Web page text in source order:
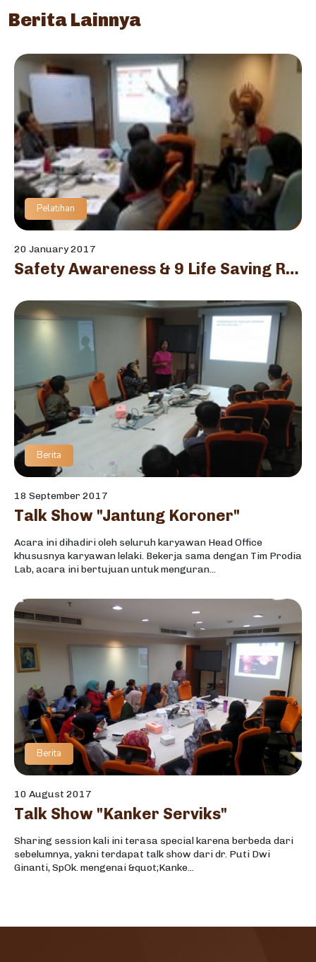
Berita Lainnya
Pelatihan
20 January 2017
Safety Awareness & 9 Life Saving Rules Training
Berita
18 September 2017
Talk Show "Jantung Koroner"
Acara ini dihadiri oleh seluruh karyawan Head Office
khususnya karyawan lelaki. Bekerja sama dengan Tim Prodia
Lab, acara ini bertujuan untuk menguran...
Berita
10 August 2017
Talk Show "Kanker Serviks"
Sharing session kali ini terasa special karena berbeda dari
sebelumnya, yakni terdapat talk show dari dr. Puti Dwi
Ginanti, SpOk. mengenai &quot;Kanke...